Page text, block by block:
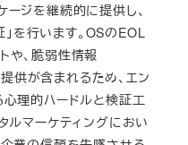
ージを継続的に提供し、
を行います。OSのEOL
や、脆弱性情報
供が含まれるため、エン
心理的ハードルと検証工
ルマーケティングにおい